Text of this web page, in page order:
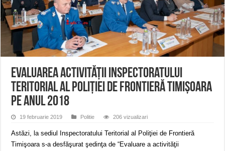
ANUNȚ OPRIRE APĂ în Reșița – avarie – 04.08.2026 – str. Văliugului și
ANUNŢ OPRIRE APĂ în CARANSEBEȘ – 04.08.2026 – avarie – Calea
Evaluarea activităţii Inspectoratului
Teritorial al Poliţiei de Frontieră Timişoara
pe anul 2018
19 februarie 2019 Politie 206 vizualizari
Astăzi, la sediul Inspectoratului Teritorial al Poliţiei de Frontieră
Timişoara s-a desfăşurat şedinţa de “Evaluare a activităţii